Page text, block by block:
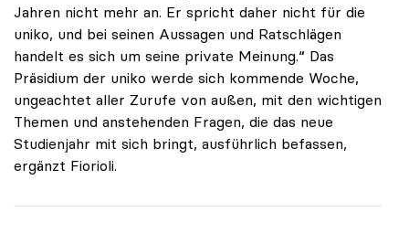
Jahren nicht mehr an. Er spricht daher nicht für die
uniko, und bei seinen Aussagen und Ratschlägen
handelt es sich um seine private Meinung.“ Das
Präsidium der uniko werde sich kommende Woche,
ungeachtet aller Zurufe von außen, mit den wichtigen
Themen und anstehenden Fragen, die das neue
Studienjahr mit sich bringt, ausführlich befassen,
ergänzt Fiorioli.